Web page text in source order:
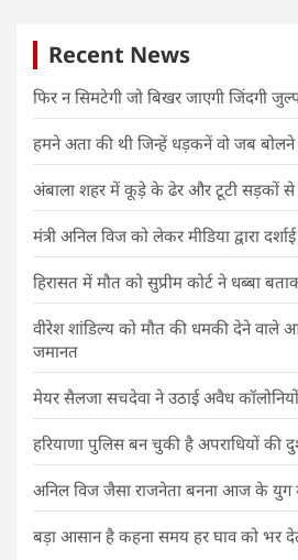
Recent News
फिर न सिमटेगी जो बिखर जाएगी जिंदगी
हमने अता की थी जिन्हें धड़कनें वो जब
अंबाला शहर में कूड़े के ढेर और टूटी सड़कों से
मंत्री अनिल विज को लेकर मीडिया द्वारा
हिरासत में मौत को सुप्रीम कोर्ट ने धब्बा
वीरेश शांडिल्य को मौत की धमकी देने वाले
जमानत
मेयर सैलजा सचदेवा ने उठाई अवैध
हरियाणा पुलिस बन चुकी है अपराधियों की
अनिल विज जैसा राजनेता बनना आज के
बड़ा आसान है कहना समय हर घाव को भर